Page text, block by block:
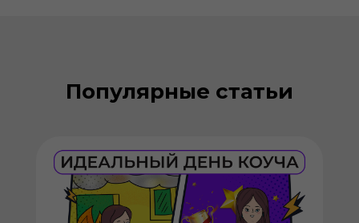
Популярные статьи